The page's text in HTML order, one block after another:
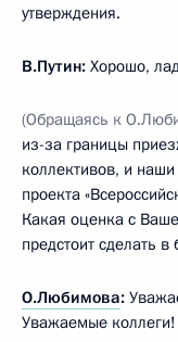
утверждения.
В.Путин: Хорошо,
(Обращаясь к
из-за границы
коллективов, и
проекта
Какая оценка с
предстоит сделать
О.Любимова:
Уважаемые коллеги!